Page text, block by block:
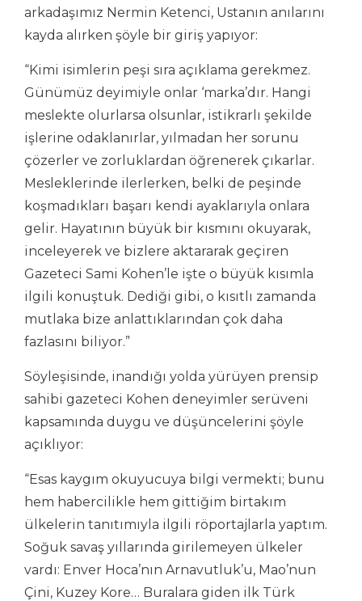
arkadaşımız Nermin Ketenci, Ustanın anılarını
kayda alırken şöyle bir giriş yapıyor:
“Kimi isimlerin peşi sıra açıklama gerekmez.
Günümüz deyimiyle onlar ‘marka’dır. Hangi
meslekte olurlarsa olsunlar, istikrarlı şekilde
işlerine odaklanırlar, yılmadan her sorunu
çözerler ve zorluklardan öğrenerek çıkarlar.
Mesleklerinde ilerlerken, belki de peşinde
koşmadıkları başarı kendi ayaklarıyla onlara
gelir. Hayatının büyük bir kısmını okuyarak,
inceleyerek ve bizlere aktararak geçiren
Gazeteci Sami Kohen’le işte o büyük kısımla
ilgili konuştuk. Dediği gibi, o kısıtlı zamanda
mutlaka bize anlattıklarından çok daha
fazlasını biliyor.”
Söyleşisinde, inandığı yolda yürüyen prensip
sahibi gazeteci Kohen deneyimler serüveni
kapsamında duygu ve düşüncelerini şöyle
açıklıyor:
“Esas kaygım okuyucuya bilgi vermekti; bunu
hem habercilikle hem gittiğim birtakım
ülkelerin tanıtımıyla ilgili röportajlarla yaptım.
Soğuk savaş yıllarında girilemeyen ülkeler
vardı: Enver Hoca’nın Arnavutluk’u, Mao’nun
Çini, Kuzey Kore… Buralara giden ilk Türk